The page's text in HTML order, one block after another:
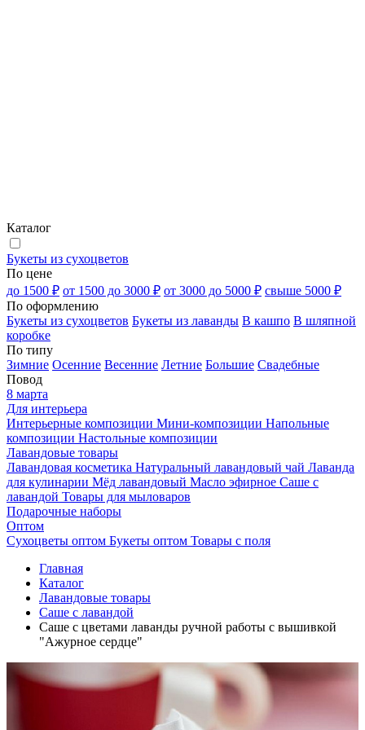
Каталог
Букеты из сухоцветов
По цене
до 1500 ₽ от 1500 до 3000 ₽ от 3000 до 5000 ₽ свыше 5000 ₽
По оформлению
Букеты из сухоцветов Букеты из лаванды В кашпо В шляпной
коробке
По типу
Зимние Осенние Весенние Летние Большие Свадебные
Повод
8 марта
Для интерьера
Интерьерные композиции Мини-композиции Напольные
композиции Настольные композиции
Лавандовые товары
Лавандовая косметика Натуральный лавандовый чай Лаванда
для кулинарии Мёд лавандовый Масло эфирное Саше с
лавандой Товары для мыловаров
Подарочные наборы
Оптом
Сухоцветы оптом Букеты оптом Товары с поля
Главная
Каталог
Лавандовые товары
Саше с лавандой
Саше с цветами лаванды ручной работы с вышивкой
"Ажурное сердце"